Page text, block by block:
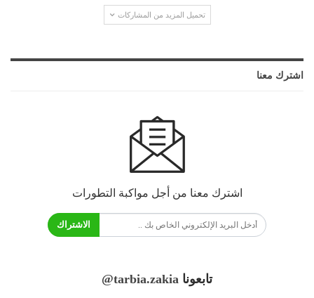
تحميل المزيد من المشاركات
اشترك معنا
اشترك معنا من أجل مواكبة التطورات
الاشتراك
تابعونا @tarbia.zakia